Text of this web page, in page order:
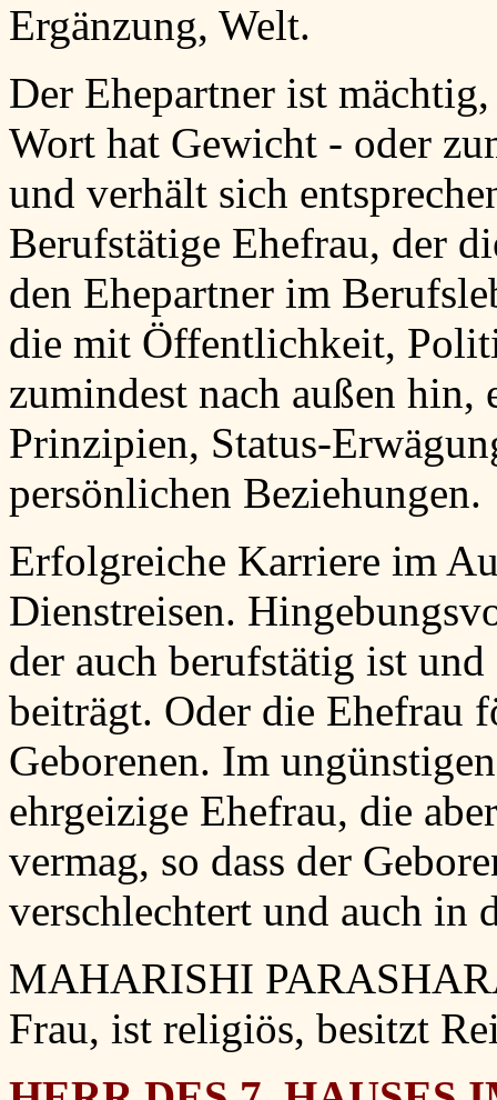
Ergänzung, Welt.
Der Ehepartner ist
Wort hat Gewicht - oder
und verhält sich
Berufstätige Ehefrau, der
den Ehepartner im
die mit Öffentlichkeit,
zumindest nach außen
Prinzipien, Status-
persönlichen Beziehungen.
Erfolgreiche Karriere im
Dienstreisen.
der auch berufstätig ist
beiträgt. Oder die Ehefrau
Geborenen. Im
ehrgeizige Ehefrau, die
vermag, so dass der
verschlechtert und auch in
MAHARISHI
Frau, ist religiös, besitzt